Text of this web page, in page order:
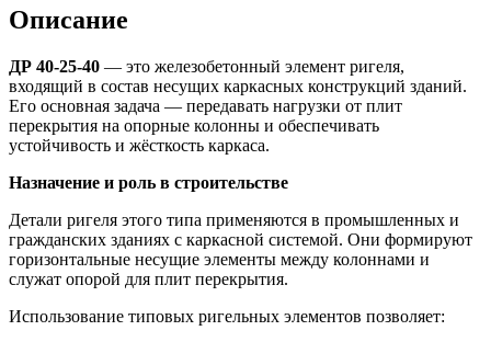
Описание
ДР 40-25-40 — это железобетонный элемент ригеля,
входящий в состав несущих каркасных конструкций зданий.
Его основная задача — передавать нагрузки от плит
перекрытия на опорные колонны и обеспечивать
устойчивость и жёсткость каркаса.
Назначение и роль в строительстве
Детали ригеля этого типа применяются в промышленных и
гражданских зданиях с каркасной системой. Они формируют
горизонтальные несущие элементы между колоннами и
служат опорой для плит перекрытия.
Использование типовых ригельных элементов позволяет: